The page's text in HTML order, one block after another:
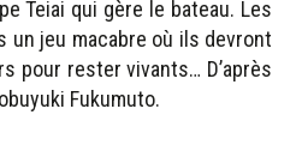
Teiai qui gère le bateau. Les
un jeu macabre où ils devront
pour rester vivants… D’après
Fukumuto.